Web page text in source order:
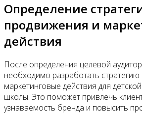
Определение
продвижения и
действия
После определения целевой
необходимо разработать
маркетинговые действия для
школы. Это поможет привлечь
узнаваемость бренда и повысить